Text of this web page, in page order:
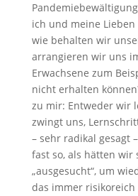
ich und meine
wie behalten wir
arrangieren wir uns
Erwachsene zum
nicht erhalten
zu mir: Entweder wir
zwingt uns,
– sehr radikal gesagt
fast so, als hätten wir
„ausgesucht“, um
das immer risikoreich